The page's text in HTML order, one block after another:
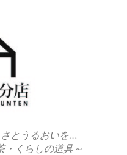
とうるおいを…
・くらしの道具～